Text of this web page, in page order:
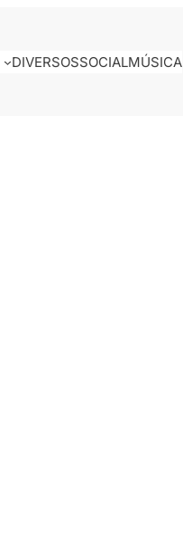
DIVERSOSSOCIALMÚSICA